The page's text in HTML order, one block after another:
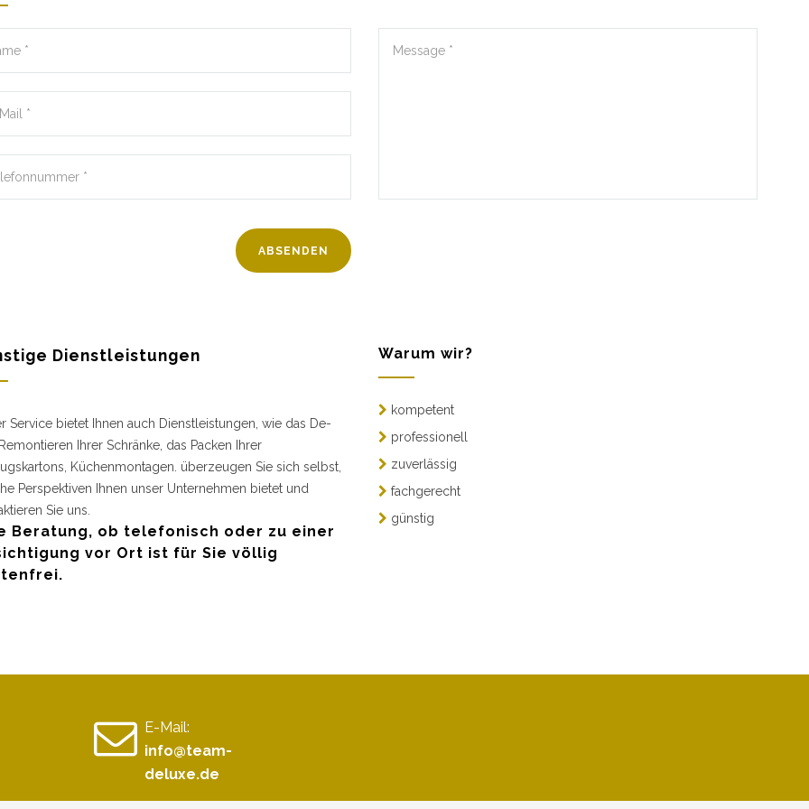
Dienstleistungen
Service bietet Ihnen auch Dienstleistungen, wie das De-
Ihrer Schränke, das Packen Ihrer
Küchenmontagen. überzeugen Sie sich selbst,
Perspektiven Ihnen unser Unternehmen bietet und
Sie uns.
Beratung, ob telefonisch oder zu einer
vor Ort ist für Sie völlig
Warum wir?
kompetent
professionell
zuverlässig
fachgerecht
günstig
E-Mail:
info@team-
deluxe.de